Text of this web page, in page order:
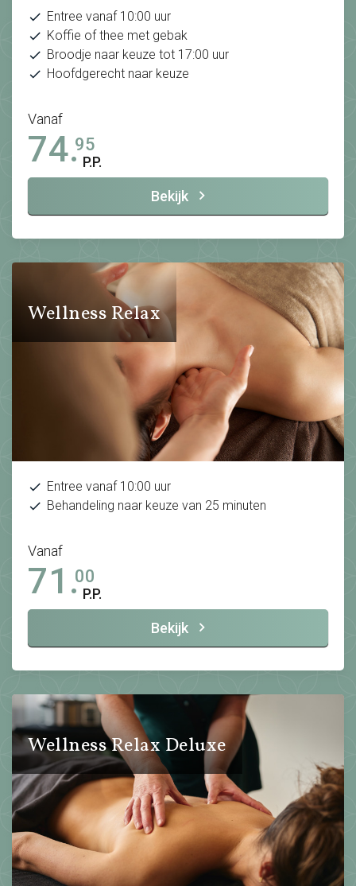
Entree vanaf 10:00 uur
Koffie of thee met gebak
Broodje naar keuze tot 17:00 uur
Hoofdgerecht naar keuze
Vanaf
74.95
P.P.
Bekijk
Wellness Relax
Entree vanaf 10:00 uur
Behandeling naar keuze van 25 minuten
Vanaf
71.00
P.P.
Bekijk
Wellness Relax Deluxe